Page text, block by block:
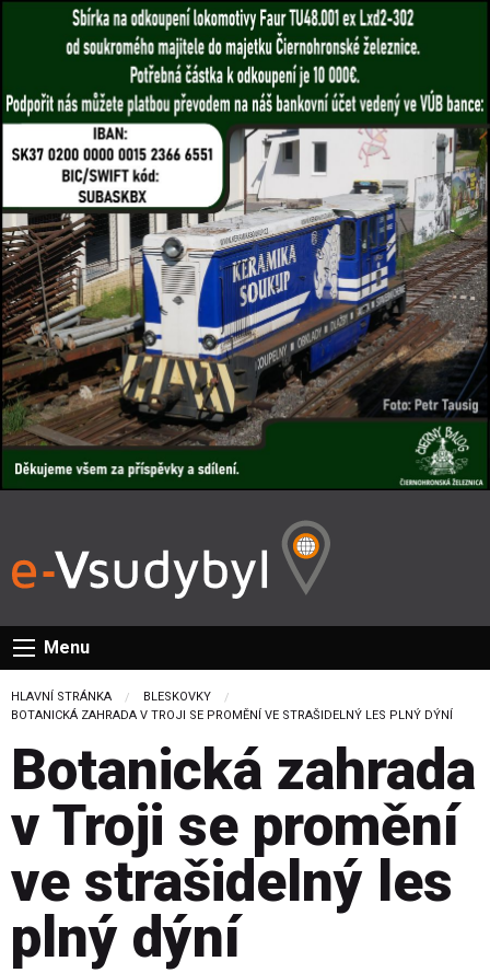
Menu
HLAVNÍ STRÁNKA
BLESKOVKY
CURRENT:
BOTANICKÁ ZAHRADA V TROJI SE PROMĚNÍ VE STRAŠIDELNÝ LES PLNÝ DÝNÍ
Botanická zahrada
v Troji se promění
ve strašidelný les
plný dýní